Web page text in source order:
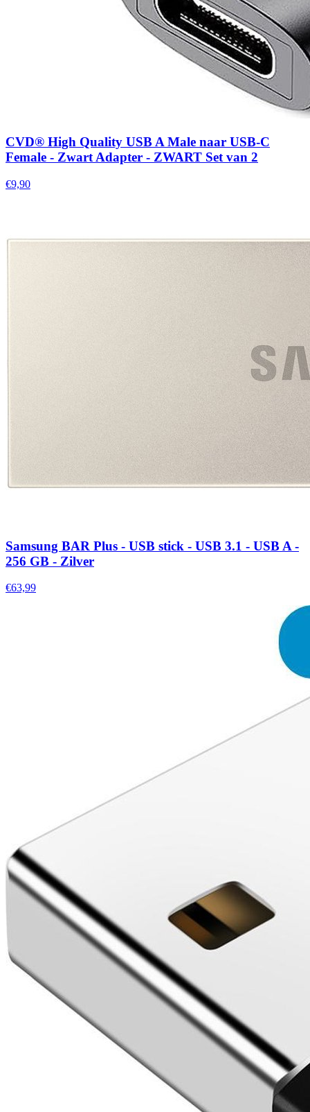
CVD® High Quality USB A Male naar USB-C
Female - Zwart Adapter - ZWART Set van 2
€9,90
Samsung BAR Plus - USB stick - USB 3.1 - USB A -
256 GB - Zilver
€63,99